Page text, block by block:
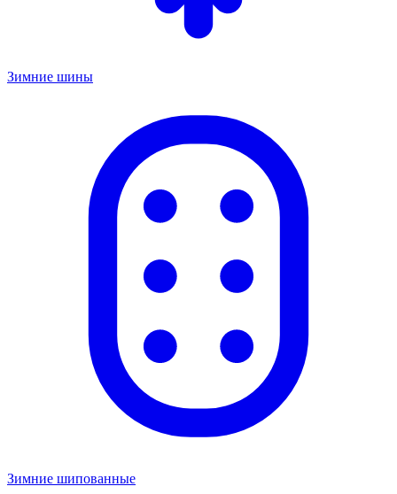
Зимние шины
Зимние шипованные